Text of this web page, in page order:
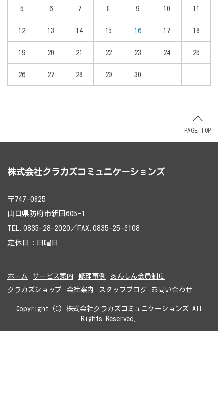
5 6 7 8 9 10 11
12 13 14 15 16 17 18
19 20 21 22 23 24 25
26 27 28 29 30
PAGE TOP
株式会社クラカズコミュニケーションズ
〒747-0825
山口県防府市新田605-1
TEL.0835-28-2020／FAX.0835-25-3108
定休日：日曜日
ホーム サービス案内 修理事例
あんしん会員制度
クラカズショップ
会社案内 スタッフブログ お問い合わせ
Copyright (C) 株式会社クラカズコミュニケーションズ All
Rights Reserved.